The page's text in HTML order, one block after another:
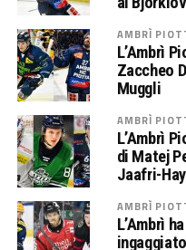
AMBRÌ
L’Ambrì
Zaccheo
Muggli
AMBRÌ
L’Ambrì
di Matej
Jaafri-
AMBRÌ
L’Ambrì